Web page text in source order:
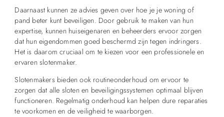
Daarnaast kunnen ze advies geven over hoe je je woning of
pand beter kunt beveiligen. Door gebruik te maken van hun
expertise, kunnen huiseigenaren en beheerders ervoor zorgen
dat hun eigendommen goed beschermd zijn tegen indringers.
Het is daarom cruciaal om te kiezen voor een professionele en
ervaren slotenmaker.
Slotenmakers bieden ook routineonderhoud om ervoor te
zorgen dat alle sloten en beveiligingssystemen optimaal blijven
functioneren. Regelmatig onderhoud kan helpen dure reparaties
te voorkomen en de veiligheid te waarborgen.